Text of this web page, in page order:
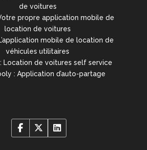
de voitures
propre application mobile de
location de voitures
mobile de location de
véhicules utilitaires
Location de voitures self service
: Application d’auto-partage